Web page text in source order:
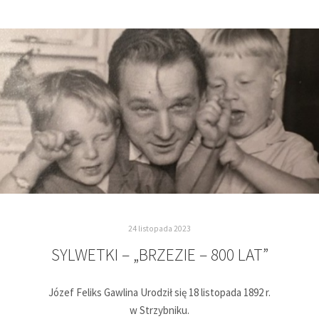
24 listopada 2023
SYLWETKI – „BRZEZIE – 800 LAT”
Józef Feliks Gawlina Urodził się 18 listopada 1892 r.
w Strzybniku.